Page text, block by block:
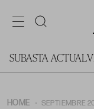
SUBASTA ACTUAL
HOME
SEPTIEMBRE